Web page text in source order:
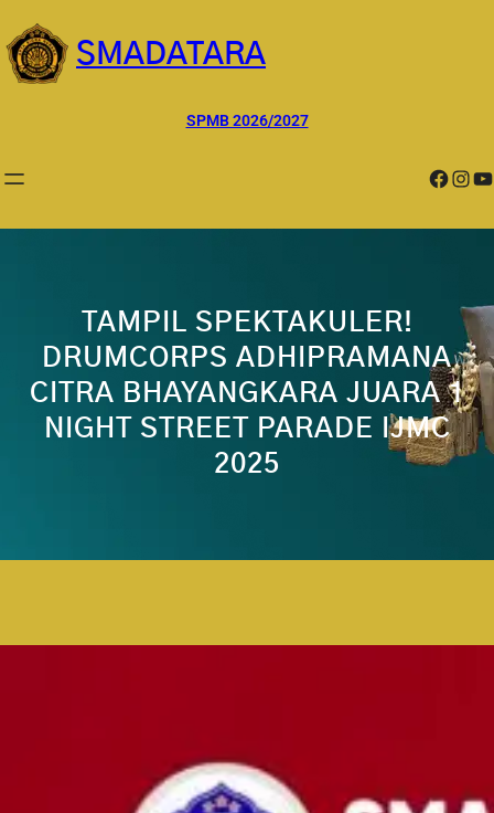
ke
konten
SMADATARA
SPMB 2026/2027
Facebook InstagramYouTube
TAMPIL SPEKTAKULER!
DRUMCORPS ADHIPRAMANA
CITRA BHAYANGKARA JUARA 1
NIGHT STREET PARADE IJMC
2025